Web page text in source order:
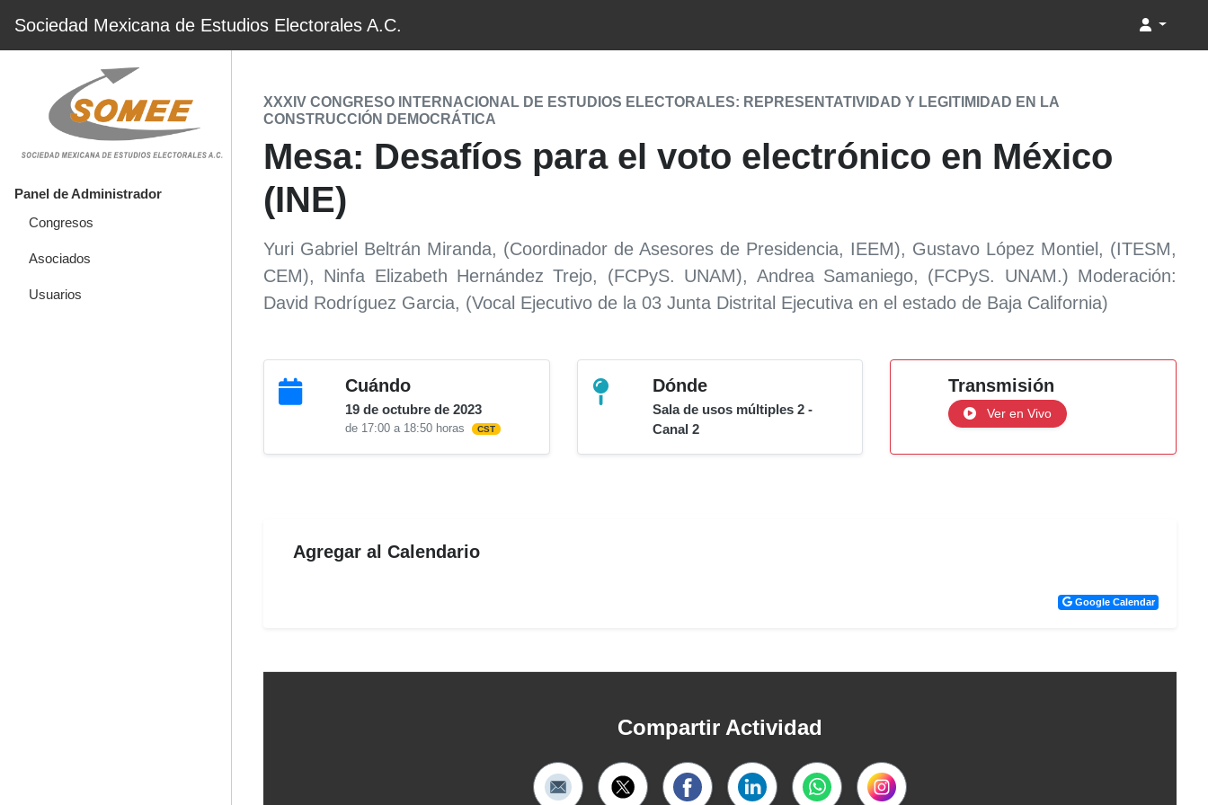
Sociedad Mexicana de Estudios Electorales A.C.
Panel de Administrador
Congresos
Asociados
Usuarios
XXXIV CONGRESO INTERNACIONAL DE ESTUDIOS ELECTORALES: REPRESENTATIVIDAD Y LEGITIMIDAD EN LA
CONSTRUCCIÓN DEMOCRÁTICA
Mesa: Desafíos para el voto electrónico en México
(INE)
Yuri Gabriel Beltrán Miranda, (Coordinador de Asesores de Presidencia, IEEM), Gustavo López Montiel, (ITESM,
CEM), Ninfa Elizabeth Hernández Trejo, (FCPyS. UNAM), Andrea Samaniego, (FCPyS. UNAM.) Moderación:
David Rodríguez Garcia, (Vocal Ejecutivo de la 03 Junta Distrital Ejecutiva en el estado de Baja California)
Cuándo
19 de octubre de 2023
de 17:00 a 18:50 horas CST
Dónde
Sala de usos múltiples 2 -
Canal 2
Transmisión
Ver en Vivo
Agregar al Calendario
Google Calendar
Compartir Actividad